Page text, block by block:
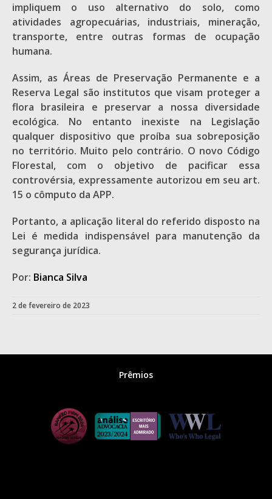
impliquem o uso alternativo do solo, como
atividades agropecuárias, industriais, mineração,
transporte, entre outras formas de ocupação
humana.
Assim, as Áreas de Preservação Permanente e a
Reserva Legal são institutos que visam proteger a
flora brasileira e preservar a nossa diversidade
ecológica. No entanto inexiste na Legislação
qualquer dispositivo que proíba sua sobreposição
no território. Muito pelo contrário. O novo Código
Florestal, com o objetivo de pacificar essa
controvérsia, expressamente autorizou em seu art.
15 o cômputo da APP.
Portanto, a aplicação literal do referido disposto na
Lei é medida indispensável para manutenção da
segurança jurídica.
Por: Bianca Silva
2 de fevereiro de 2023
Prêmios